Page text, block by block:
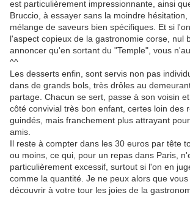
est particulièrement impressionnante, ainsi
Bruccio, à essayer sans la moindre hésitation,
mélange de saveurs bien spécifiques. Et si
l'aspect copieux de la gastronomie corse, nul
annoncer qu'en sortant du "Temple", vous
^^
Les desserts enfin, sont servis non pas
dans de grands bols, très drôles au
partage. Chacun se sert, passe à son voisin
côté convivial très bon enfant, certes loin des
guindés, mais franchement plus attrayant
amis.
Il reste à compter dans les 30 euros par tête
ou moins, ce qui, pour un repas dans Paris,
particulièrement excessif, surtout si l'on en
comme la quantité. Je ne peux alors que
découvrir à votre tour les joies de la